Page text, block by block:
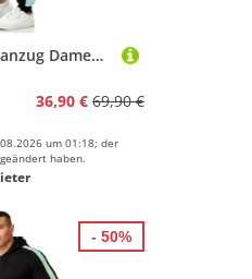
L.gonline Freizeitanzug Damen Trainingsanzug, Jogginganzug mit Kapuzenjacke, 0986 (Kapuzenjacke mit Reißverschluss, Hose, 2-tlg), Fitness Freizeit Casual
36,90 € 69,90 €
um 01:18; der
haben.
- 50%